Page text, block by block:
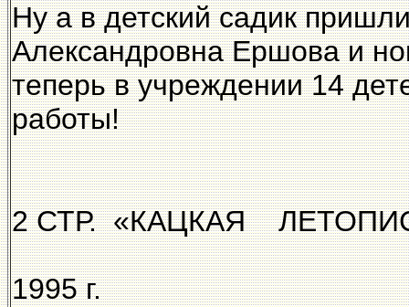
Ну а в детский садик
Александровна Ершова и
теперь в учреждении 14
работы!
2 СТР. «КАЦКАЯ
№ 6—7
1995 г.